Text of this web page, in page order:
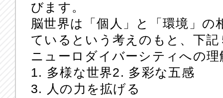
びます。
脳世界は「個人」と「環境」
ているという考えのもと、下
ニューロダイバーシティへの
1. 多様な世界2. 多彩な五感
3. 人の力を拡げる